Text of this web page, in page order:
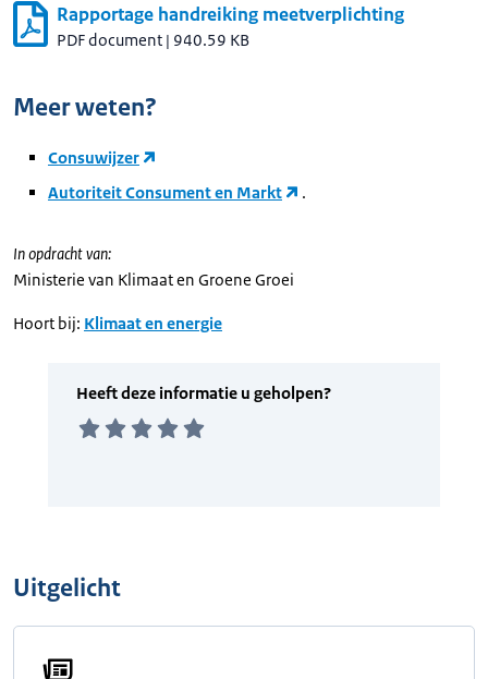
Rapportage handreiking meetverplichting
PDF document | 940.59 KB
Meer weten?
Consuwijzer
Autoriteit Consument en Markt
.
In opdracht van:
Ministerie van Klimaat en Groene Groei
Hoort bij: Klimaat en energie
Uitgelicht